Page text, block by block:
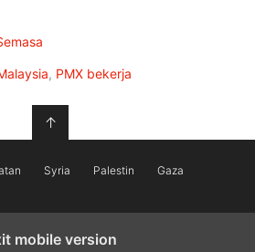
, PMX bekerja
↑
Syria Palestin Gaza
mobile version